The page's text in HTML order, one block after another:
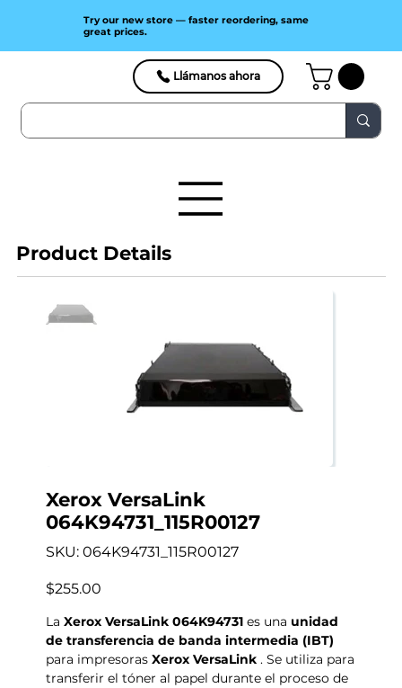
Llámanos ahora
Try our new store — faster reordering, same
great prices.
Product Details
Xerox VersaLink
064K94731_115R00127
SKU: SKU
064K94731_115R00127
064K94731_115R00127
Precio
$255.00
LaXerox VersaLink 064K94731 es una unidad
de transferencia de banda intermedia (IBT)
para impresorasXerox VersaLink . Se utiliza para
transferir el tóner al papel durante el proceso de